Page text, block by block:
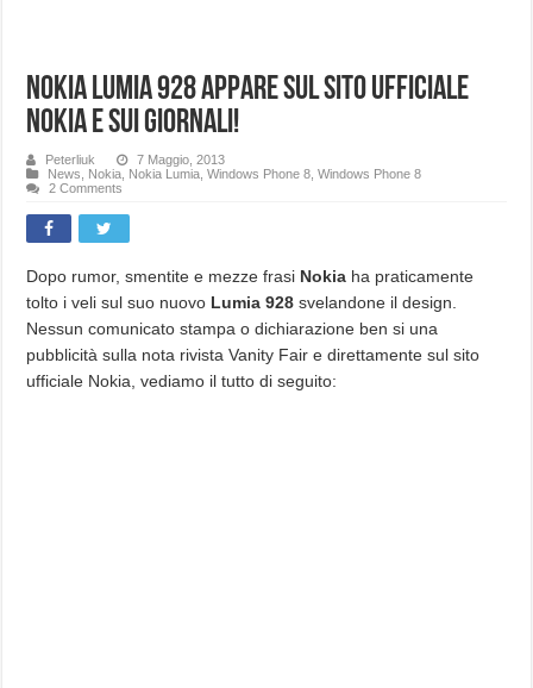
Nokia Lumia 928 appare sul sito ufficiale
Nokia e sui giornali!
Peterliuk
7 Maggio, 2013
News
Nokia Nokia Lumia ,Windows Phone 8 ,Windows Phone 8
2 Comments
Dopo rumor, smentite e mezze frasi Nokia ha praticamente
tolto i veli sul suo nuovo Lumia 928 svelandone il design.
Nessun comunicato stampa o dichiarazione ben si una
pubblicità sulla nota rivista Vanity Fair e direttamente sul sito
ufficiale Nokia, vediamo il tutto di seguito: